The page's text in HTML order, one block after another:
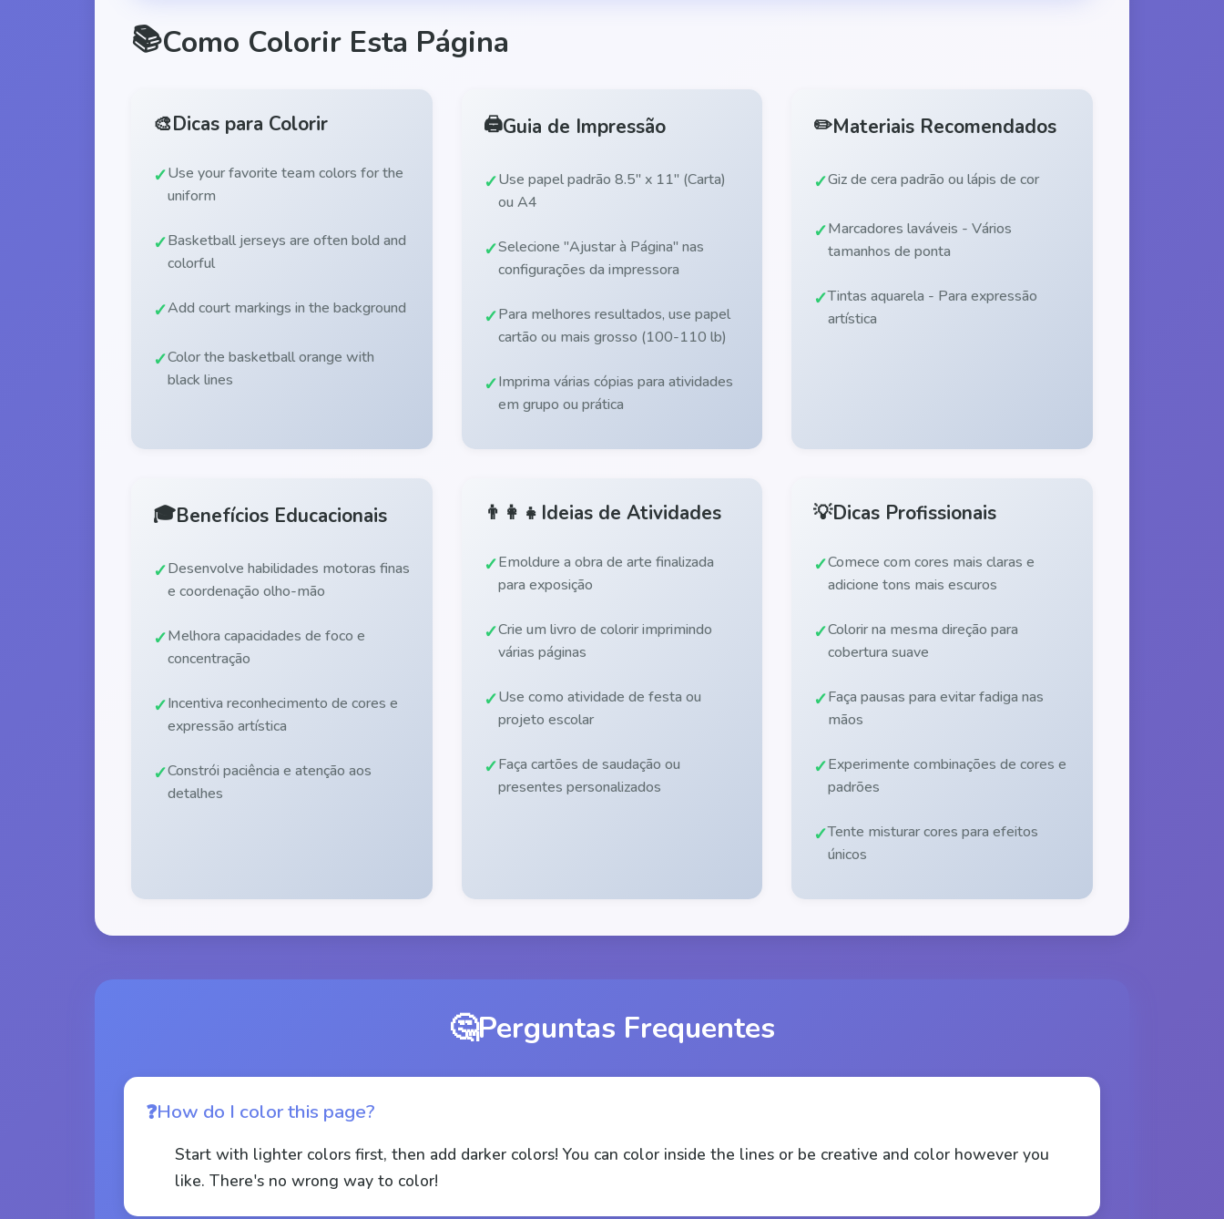
📚Como Colorir Esta Página
🎨Dicas para Colorir
Use your favorite team colors for the
uniform
Basketball jerseys are often bold and
colorful
Add court markings in the background
Color the basketball orange with
black lines
🖨️Guia de Impressão
Use papel padrão 8.5" x 11" (Carta)
ou A4
Selecione "Ajustar à Página" nas
configurações da impressora
Para melhores resultados, use papel
cartão ou mais grosso (100-110 lb)
Imprima várias cópias para atividades
em grupo ou prática
✏️Materiais Recomendados
Giz de cera padrão ou lápis de cor
Marcadores laváveis - Vários
tamanhos de ponta
Tintas aquarela - Para expressão
artística
🎓Benefícios Educacionais
Desenvolve habilidades motoras finas
e coordenação olho-mão
Melhora capacidades de foco e
concentração
Incentiva reconhecimento de cores e
expressão artística
Constrói paciência e atenção aos
detalhes
👨‍👩‍👧 Ideias de Atividades
Emoldure a obra de arte finalizada
para exposição
Crie um livro de colorir imprimindo
várias páginas
Use como atividade de festa ou
projeto escolar
Faça cartões de saudação ou
presentes personalizados
💡Dicas Profissionais
Comece com cores mais claras e
adicione tons mais escuros
Colorir na mesma direção para
cobertura suave
Faça pausas para evitar fadiga nas
mãos
Experimente combinações de cores e
padrões
Tente misturar cores para efeitos
únicos
🤔Perguntas Frequentes
How do I color this page?
Start with lighter colors first, then add darker colors! You can color inside the lines or be creative and color however you
like. There's no wrong way to color!